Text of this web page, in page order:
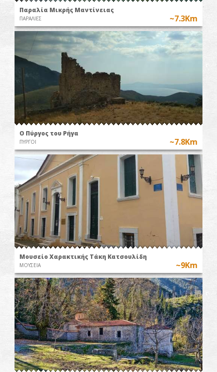
Παραλία Μικρής Μαντίνειας
ΠΑΡΑΛΙΕΣ ~7.3Km
O Πύργος του Ρήγα
ΠΥΡΓΟΙ ~7.8Km
Μουσείο Χαρακτικής Τάκη Κατσουλίδη
ΜΟΥΣΕΙΑ ~9Km